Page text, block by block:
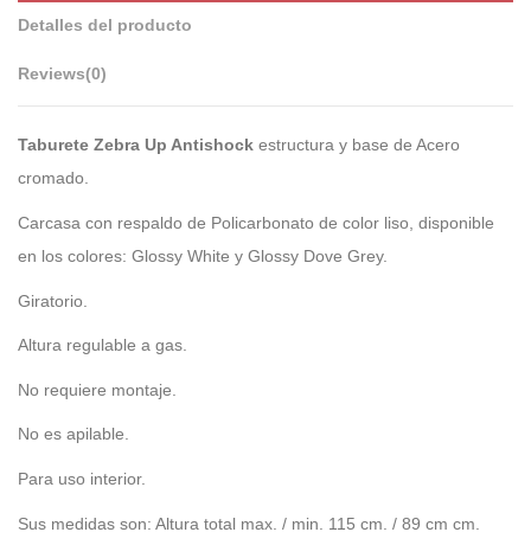
Detalles del producto
Reviews(0)
Taburete Zebra Up Antishock estructura y base de Acero
cromado.
Carcasa con respaldo de Policarbonato de color liso, disponible
en los colores: Glossy White y Glossy Dove Grey.
Giratorio.
Altura regulable a gas.
No requiere montaje.
No es apilable.
Para uso interior.
Sus medidas son: Altura total max. / min. 115 cm. / 89 cm cm.